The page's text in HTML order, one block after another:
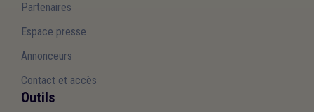
Partenaires
Espace presse
Annonceurs
Contact et accès
Outils